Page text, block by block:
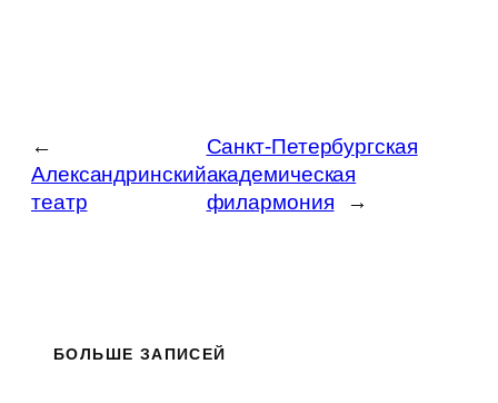
←
Александринский
театр
Санкт-Петербургская
академическая
филармония
→
БОЛЬШЕ ЗАПИСЕЙ